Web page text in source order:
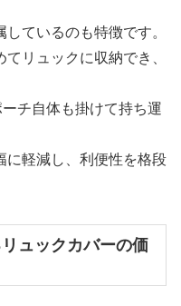
ているのも特徴です。
リュックに収納でき、
チ自体も掛けて持ち運
に軽減し、利便性を格段
ュックカバーの価